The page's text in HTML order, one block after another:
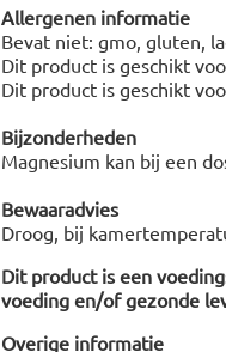
Allergenen informatie
Bevat niet: gmo, gluten,
Dit product is geschikt
Dit product is geschikt
Bijzonderheden
Magnesium kan bij een
Bewaaradvies
Droog, bij
Dit product is een
voeding en/of gezonde
Overige informatie